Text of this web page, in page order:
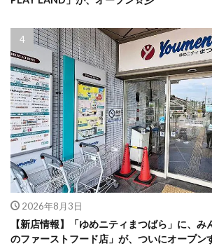
2026年8月3日
【新店情報】「ゆめニティまつばら」に、
のファーストフード店」が、ついにオープ